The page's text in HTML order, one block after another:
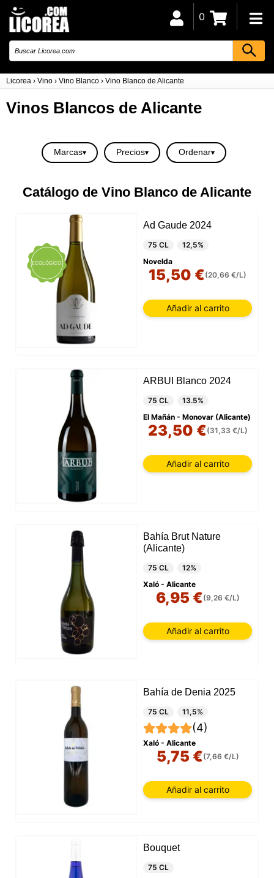
Licorea › Vino › Vino Blanco › Vino Blanco de Alicante
0
Vinos Blancos de Alicante
Marcas Precios Ordenar
Catálogo de Vino Blanco de Alicante
ECOLÓGICO
Ad Gaude 2024
75 CL
12,5%
Novelda
15,50 €(20,66 €/L)
Añadir al carrito
ARBUI Blanco 2024
75 CL
13.5%
El Mañán - Monovar (Alicante)
23,50 €(31,33 €/L)
Añadir al carrito
Bahía Brut Nature
(Alicante)
75 CL
12%
Xaló - Alicante
6,95 €(9,26 €/L)
Añadir al carrito
Bahía de Denia 2025
75 CL 11,5%
(4)
Xaló - Alicante
5,75 €(7,66 €/L)
Añadir al carrito
Bouquet
75 CL